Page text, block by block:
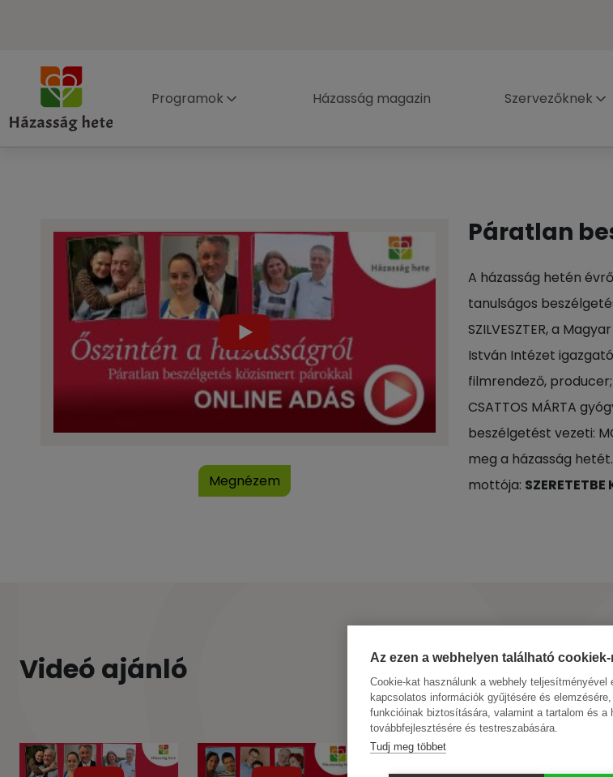
Programok Házasság magazin Szervezőknek
Megnézem
Páratlan
A házasság hetén
tanulságos
SZILVESZTER, a
István Intézet
filmrendező, producer;
CSATTOS MÁRTA
beszélgetést vezeti:
meg a házasság
mottója:
Videó ajánló Az ezen a webhelyen található cookiek-
Cookie-kat használunk a webhely teljesítményével
kapcsolatos információk gyűjtésére és
funkcióinak biztosítására, valamint a tartalom és a
továbbfejlesztésére és testreszabására.
Tudj meg többet